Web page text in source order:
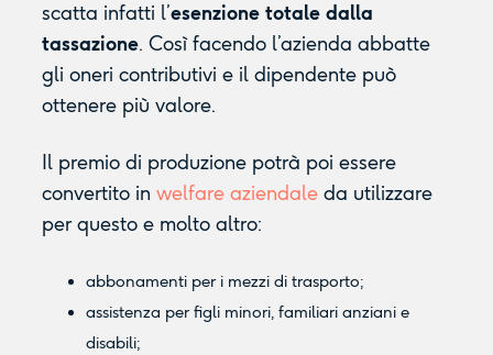
scatta infatti l’esenzione totale dalla
tassazione. Così facendo l’azienda abbatte
gli oneri contributivi e il dipendente può
ottenere più valore.
Il premio di produzione potrà poi essere
convertito in welfare aziendaleda utilizzare
per questo e molto altro:
abbonamenti per i mezzi di trasporto;
assistenza per figli minori, familiari anziani e
disabili;